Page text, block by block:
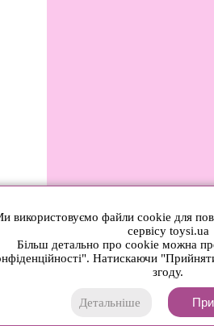
використовуємо файли cookie для
сервісу toysi.ua
Більш детально про cookie можна
Натискаючи
згоду.
Детальніше